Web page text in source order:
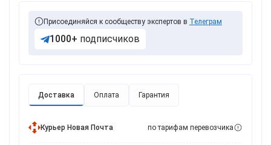
Доставка Оплата Гарантия
Курьер Новая Почта по тарифам перевозчика
Присоединяйся к сообществу экспертов в Телеграм
1000+ подписчиков